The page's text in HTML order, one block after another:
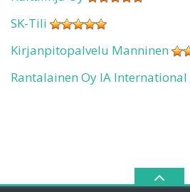
SK-Tili
Kirjanpitopalvelu Manninen
Rantalainen Oy IA International